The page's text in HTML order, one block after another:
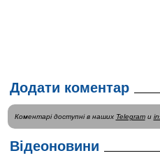
Додати коментар
Коментарі доступні в наших Telegramи
Відеоновини